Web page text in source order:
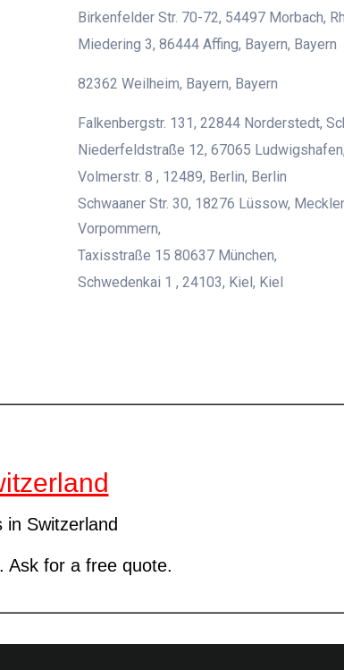
Birkenfelder Str. 70-72, 54497 Morbach,
Miedering 3, 86444 Affing, Bayern, Bayern
82362 Weilheim, Bayern, Bayern
Falkenbergstr. 131, 22844 Norderstedt,
Niederfeldstraße 12, 67065
Volmerstr. 8 , 12489, Berlin, Berlin
Schwaaner Str. 30, 18276 Lüssow,
Vorpommern,
Taxisstraße 15 80637 München,
Schwedenkai 1 , 24103, Kiel, Kiel